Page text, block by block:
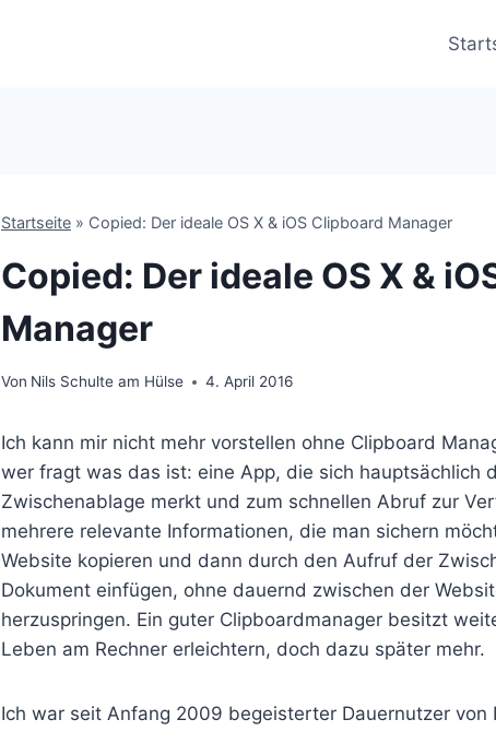
Startseite » Copied: Der ideale OS X & iOS Clipboard Manager
Copied: Der ideale OS X &
Manager
Von Nils Schulte am Hülse 4. April 2016
Ich kann mir nicht mehr vorstellen ohne Clipboard
wer fragt was das ist: eine App, die sich hauptsächlich
Zwischenablage merkt und zum schnellen Abruf zur
mehrere relevante Informationen, die man sichern
Website kopieren und dann durch den Aufruf der
Dokument einfügen, ohne dauernd zwischen der
herzuspringen. Ein guter Clipboardmanager besitzt
Leben am Rechner erleichtern, doch dazu später mehr.
Ich war seit Anfang 2009 begeisterter Dauernutzer